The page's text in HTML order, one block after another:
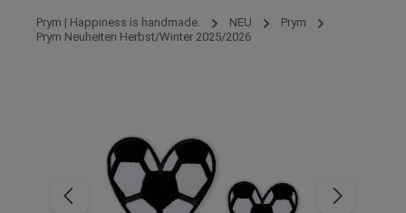
Prym | Happiness is handmade. NEU
Prym
Prym Neuheiten Herbst/Winter 2025/2026